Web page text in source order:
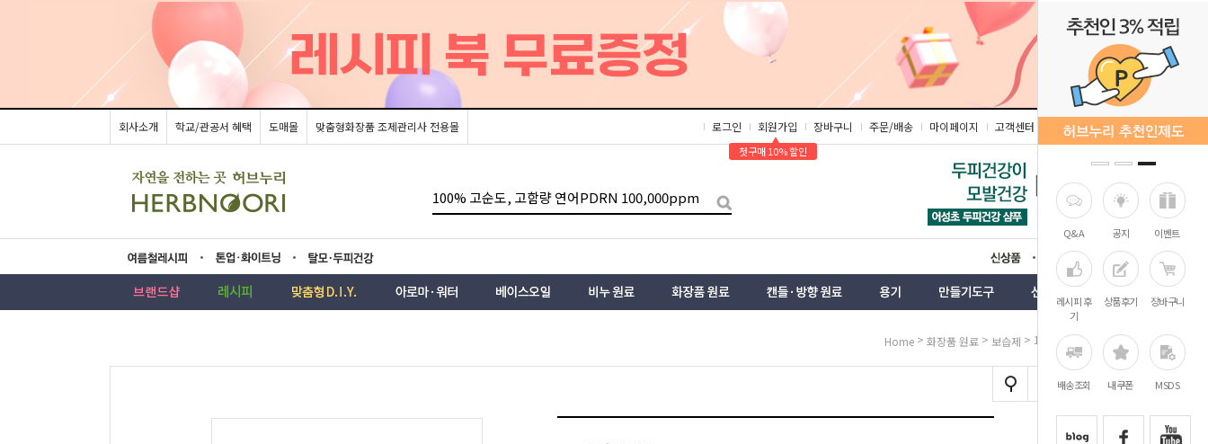
Q&A 공지 이벤트
레시피 후
기
상품후기 장바구니
배송조회 내쿠폰 MSDS
회사소개 학교/관공서 혜택 도매몰 맞춤형화장품 조제관리사 전용몰 로그인
회원가입
▲
첫구매 10% 할인
장바구니 주문/배송 마이페이지 고객센터 즐겨찾기
름레시피 업·화이트닝 모두피건강 상품 벤트
Home > 화장품 원료 > 보습제 > 11 히아루론산